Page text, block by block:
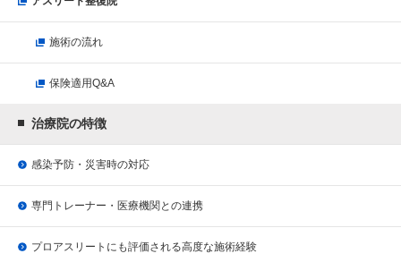
施術の流れ
保険適用Q&A
治療院の特徴
感染予防・災害時の対応
専門トレーナー・医療機関との連携
プロアスリートにも評価される高度な施術経験